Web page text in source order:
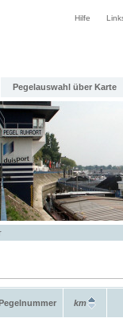
Hilfe
Pegelauswahl über Karte
km